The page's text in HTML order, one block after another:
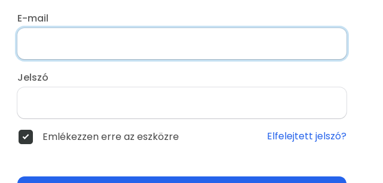
E-mail
Jelszó
Emlékezzen erre az eszközre Elfelejtett jelszó?